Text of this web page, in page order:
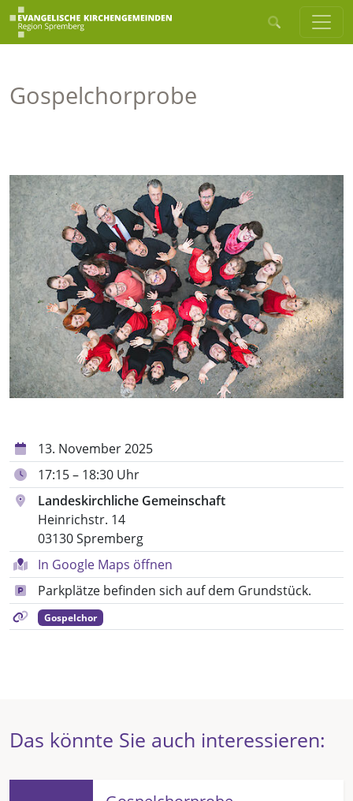
Gospelchorprobe
13. November 2025
17:15 – 18:30 Uhr
Landeskirchliche Gemeinschaft
Heinrichstr. 14
03130 Spremberg
In Google Maps öffnen
Parkplätze befinden sich auf dem Grundstück.
Gospelchor
Das könnte Sie auch interessieren: